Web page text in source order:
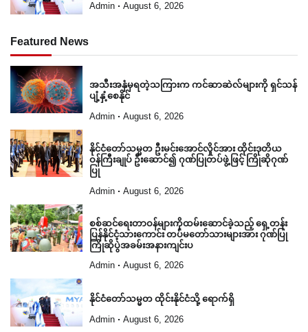
Admin August 6, 2026
Featured News
အသီးအနှံမှရတဲ့သကြားက ကင်ဆာဆဲလ်များကို ရှင်သန်
ပျံ့နှံ့စေနိုင်
Admin August 6, 2026
နိုင်ငံတော်သမ္မတ ဦးမင်းအောင်လှိုင်အား ထိုင်းဒုတိယ
ဝန်ကြီးချုပ် ဦးဆောင်၍ ဂုဏ်ပြုတပ်ဖွဲ့ဖြင့် ကြိုဆိုဂုဏ်
ပြု
Admin August 6, 2026
စစ်ဆင်ရေးတာဝန်များကိုထမ်းဆောင်ခဲ့သည့် ရှေ့တန်း
ပြန်နိုင်ငံ့သားကောင်း တပ်မတော်သားများအား ဂုဏ်ပြု
ကြိုဆိုပွဲအခမ်းအနားကျင်းပ
Admin August 6, 2026
နိုင်ငံတော်သမ္မတ ထိုင်းနိုင်ငံသို့ ရောက်ရှိ
Admin August 6, 2026